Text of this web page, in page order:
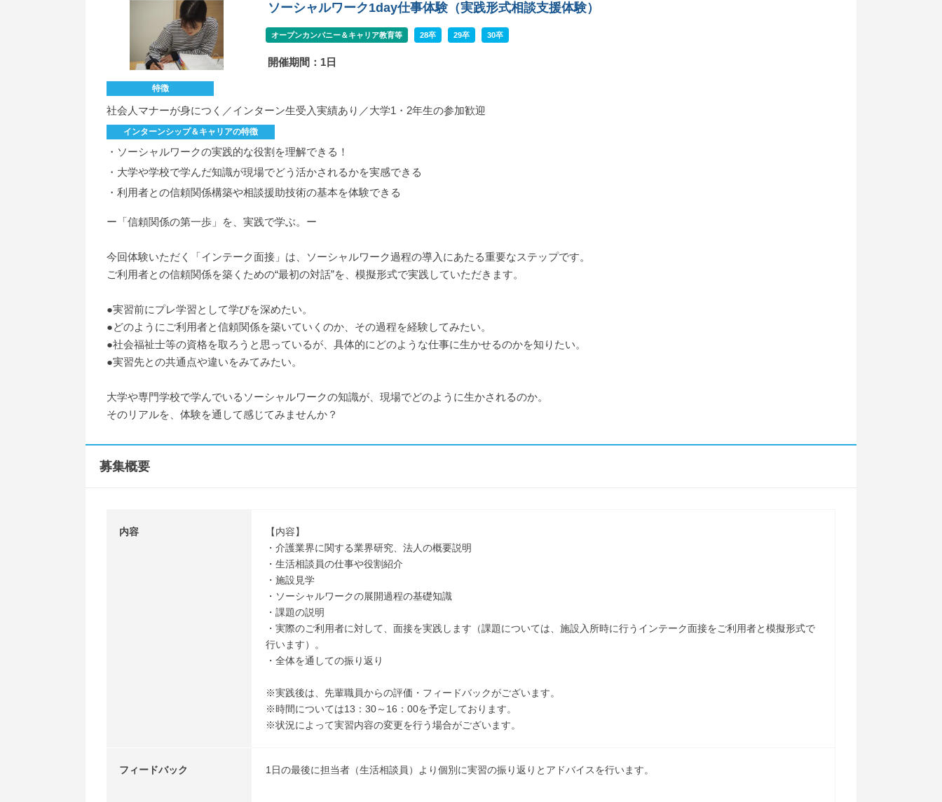
ソーシャルワーク1day仕事体験（実践形式相談支援体験）
オープンカンパニー＆キャリア教育等 28卒 29卒 30卒
開催期間：1日
特徴
社会人マナーが身につく／インターン生受入実績あり／大学1・2年生の参加歓迎
インターンシップ＆キャリアの特徴
・ソーシャルワークの実践的な役割を理解できる！
・大学や学校で学んだ知識が現場でどう活かされるかを実感できる
・利用者との信頼関係構築や相談援助技術の基本を体験できる
ー「信頼関係の第一歩」を、実践で学ぶ。ー
今回体験いただく「インテーク面接」は、ソーシャルワーク過程の導入にあたる重要なステップです。
ご利用者との信頼関係を築くための“最初の対話”を、模擬形式で実践していただきます。
●実習前にプレ学習として学びを深めたい。
●どのようにご利用者と信頼関係を築いていくのか、その過程を経験してみたい。
●社会福祉士等の資格を取ろうと思っているが、具体的にどのような仕事に生かせるのかを知りたい。
●実習先との共通点や違いをみてみたい。
大学や専門学校で学んでいるソーシャルワークの知識が、現場でどのように生かされるのか。
そのリアルを、体験を通して感じてみませんか？
募集概要
内容
【内容】
・介護業界に関する業界研究、法人の概要説明
・生活相談員の仕事や役割紹介
・施設見学
・ソーシャルワークの展開過程の基礎知識
・課題の説明
・実際のご利用者に対して、面接を実践します（課題については、施設入所時に行うインテーク面接をご利用者と模擬形式で
行います）。
・全体を通しての振り返り
※実践後は、先輩職員からの評価・フィードバックがございます。
※時間については13：30～16：00を予定しております。
※状況によって実習内容の変更を行う場合がございます。
フィードバック 1日の最後に担当者（生活相談員）より個別に実習の振り返りとアドバイスを行います。